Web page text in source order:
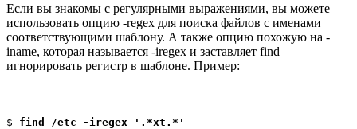
Если вы знакомы с регулярными выражениями, вы можете
использовать опцию -regex для поиска файлов с именами
соответствующими шаблону. А также опцию похожую на -
iname, которая называется -iregex и заставляет find
игнорировать регистр в шаблоне. Пример:
$ find /etc -iregex '.*xt.*'